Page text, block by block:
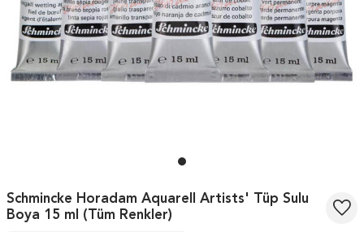
Schmincke Horadam Aquarell Artists' Tüp Sulu
Boya 15 ml (Tüm Renkler)